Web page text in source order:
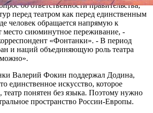
об ответственности правительства,
перед театром как перед единственным
человек обращается напрямую к
место сиюминутное переживание, -
«Фонтанки». - В период
и наций объединяющую роль театра
Валерий Фокин поддержал Додина,
единственное искусство, которое
театр понятен без языка. Поэтому нужно
пространство России-Европы.